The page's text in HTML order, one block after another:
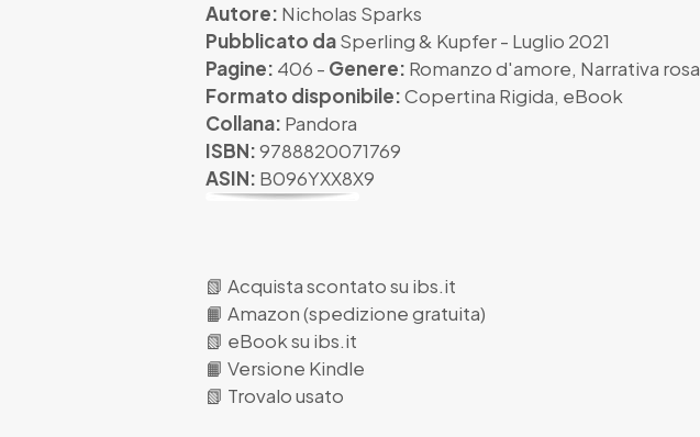
Autore: Nicholas Sparks
Pubblicato daSperling & Kupfer- Luglio 2021
Pagine: 406 - Genere: Romanzo d'amore, Narrativa rosa
Formato disponibile:Copertina Rigida, eBook
Collana: Pandora
ISBN:9788820071769
ASIN: B096YXX8X9
📗 Acquista scontato su ibs.it
📙 Amazon (spedizione gratuita)
📗 eBook su ibs.it
📙 Versione Kindle
📗 Trovalo usato